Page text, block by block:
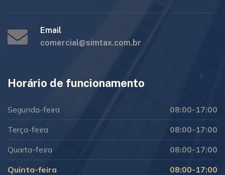
Email
comercial@simtax.com.br
Horário de funcionamento
Segunda-feira
08:00-17:00
Terça-feira
08:00-17:00
Quarta-feira
08:00-17:00
Quinta-feira
08:00-17:00